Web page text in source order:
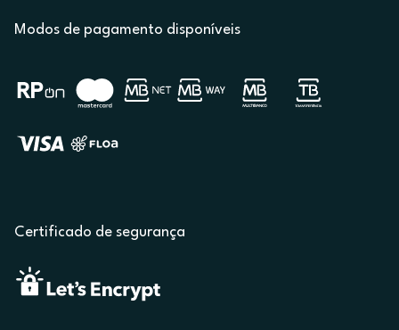
Modos de pagamento disponíveis
Certificado de segurança